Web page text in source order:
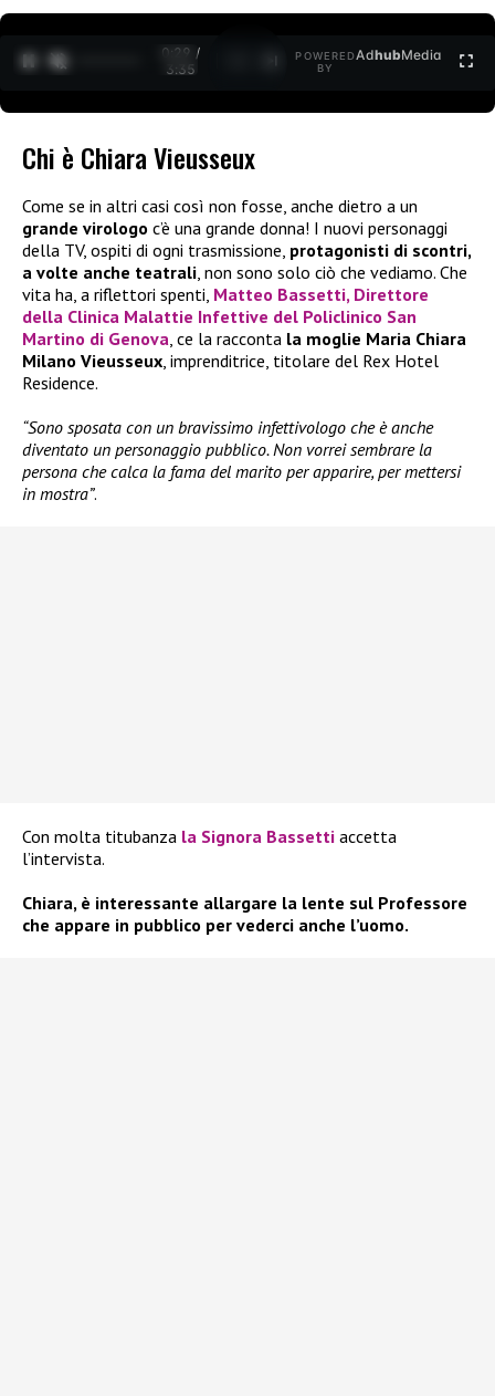
0:30 /
3:35
POWERED
BY
AdhubMedia
Chi è Chiara Vieusseux
Come se in altri casi così non fosse, anche dietro a un
grande virologo c’è una grande donna! I nuovi personaggi
della TV, ospiti di ogni trasmissione, protagonisti di scontri,
a volte anche teatrali, non sono solo ciò che vediamo. Che
vita ha, a riflettori spenti, Matteo Bassetti, Direttore
della Clinica Malattie Infettive del Policlinico San
Martino di Genova, ce la racconta la moglie Maria Chiara
Milano Vieusseux, imprenditrice, titolare del Rex Hotel
Residence.
“Sono sposata con un bravissimo infettivologo che è anche
diventato un personaggio pubblico. Non vorrei sembrare la
persona che calca la fama del marito per apparire, per mettersi
in mostra”.
Con molta titubanza la Signora Bassetti accetta
l’intervista.
Chiara, è interessante allargare la lente sul Professore
che appare in pubblico per vederci anche l’uomo.